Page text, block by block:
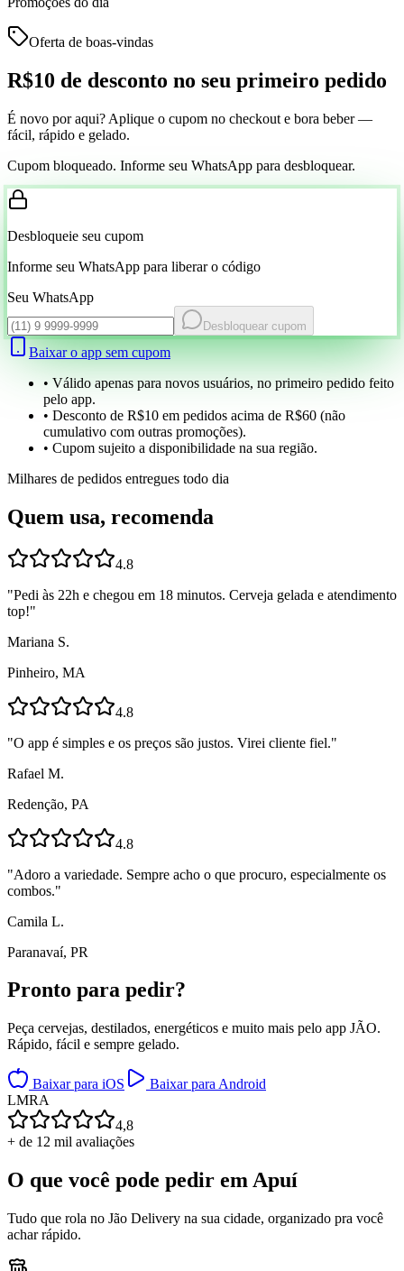
Oferta de boas-vindas
R$10 de desconto no seu primeiro pedido
É novo por aqui? Aplique o cupom no checkout e bora beber —
fácil, rápido e gelado.
Cupom bloqueado. Informe seu WhatsApp para desbloquear.
Desbloqueie seu cupom
Informe seu WhatsApp para liberar o código
Seu WhatsApp
Desbloquear cupom
Baixar o app sem cupom
• Válido apenas para novos usuários, no primeiro pedido feito
pelo app.
• Desconto de R$10 em pedidos acima de R$60 (não
cumulativo com outras promoções).
• Cupom sujeito a disponibilidade na sua região.
Milhares de pedidos entregues todo dia
Quem usa, recomenda
4.8
"Pedi às 22h e chegou em 18 minutos. Cerveja gelada e atendimento
top!"
Mariana S.
Pinheiro, MA
4.8
"O app é simples e os preços são justos. Virei cliente fiel."
Rafael M.
Redenção, PA
4.8
"Adoro a variedade. Sempre acho o que procuro, especialmente os
combos."
Camila L.
Paranavaí, PR
Pronto para pedir?
Peça cervejas, destilados, energéticos e muito mais pelo app JÃO.
Rápido, fácil e sempre gelado.
Baixar para iOS
Baixar para Android
LMRA
4,8
+ de 12 mil avaliações
O que você pode pedir emApuí
Tudo que rola no Jão Delivery na sua cidade, organizado pra você
achar rápido.